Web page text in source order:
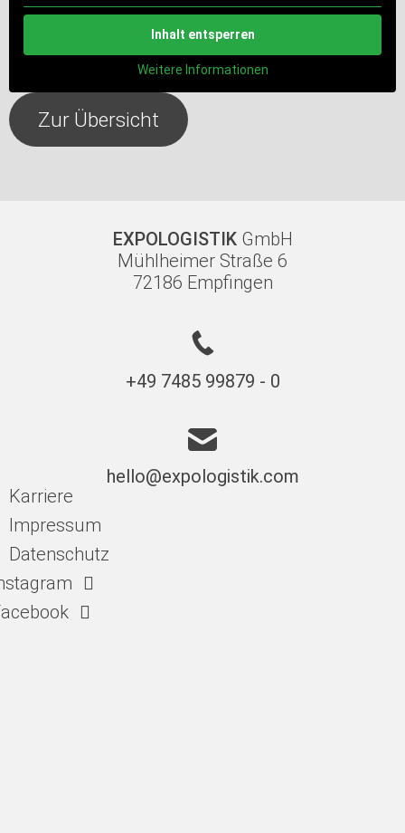
Inhalt entsperren
Weitere Informationen
Zur Übersicht
EXPOLOGISTIKGmbH
Mühlheimer Straße 6
72186 Empfingen
+49 7485 99879 - 0
hello@expologistik.com
Karriere
Impressum
Datenschutz